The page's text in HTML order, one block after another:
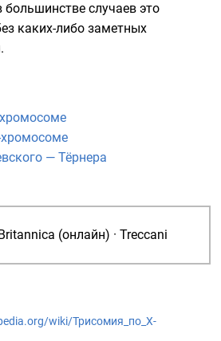
большинстве случаев это
каких-либо заметных
— Тёрнера
(онлайн) · Treccani
wiki/Трисомия_по_X-